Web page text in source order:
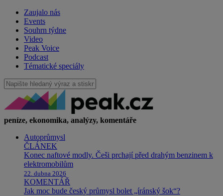
Zaujalo nás
Events
Souhrn týdne
Video
Peak Voice
Podcast
Tématické speciály
peníze, ekonomika, analýzy, komentáře
Autoprůmysl
ČLÁNEK
Konec naftové modly. Češi prchají před drahým benzinem k
elektromobilům
22. dubna 2026
KOMENTÁŘ
Jak moc bude český průmysl bolet „íránský šok“?